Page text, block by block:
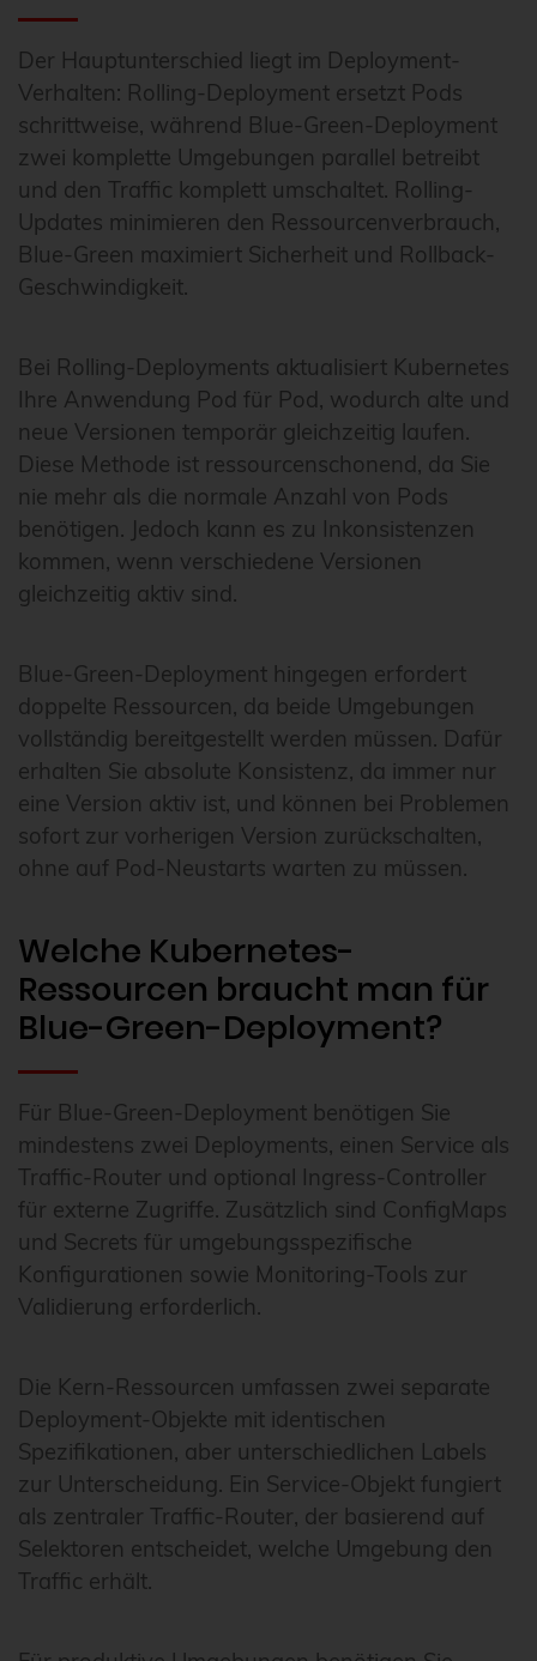
Der Hauptunterschied liegt im Deployment-
Verhalten: Rolling-Deployment ersetzt Pods
schrittweise, während Blue-Green-Deployment
zwei komplette Umgebungen parallel betreibt
und den Traffic komplett umschaltet. Rolling-
Updates minimieren den Ressourcenverbrauch,
Blue-Green maximiert Sicherheit und Rollback-
Geschwindigkeit.
Bei Rolling-Deployments aktualisiert Kubernetes
Ihre Anwendung Pod für Pod, wodurch alte und
neue Versionen temporär gleichzeitig laufen.
Diese Methode ist ressourcenschonend, da Sie
nie mehr als die normale Anzahl von Pods
benötigen. Jedoch kann es zu Inkonsistenzen
kommen, wenn verschiedene Versionen
gleichzeitig aktiv sind.
Blue-Green-Deployment hingegen erfordert
doppelte Ressourcen, da beide Umgebungen
vollständig bereitgestellt werden müssen. Dafür
erhalten Sie absolute Konsistenz, da immer nur
eine Version aktiv ist, und können bei Problemen
sofort zur vorherigen Version zurückschalten,
ohne auf Pod-Neustarts warten zu müssen.
Welche Kubernetes-
Ressourcen braucht man für
Blue-Green-Deployment?
Für Blue-Green-Deployment benötigen Sie
mindestens zwei Deployments, einen Service als
Traffic-Router und optional Ingress-Controller
für externe Zugriffe. Zusätzlich sind ConfigMaps
und Secrets für umgebungsspezifische
Konfigurationen sowie Monitoring-Tools zur
Validierung erforderlich.
Die Kern-Ressourcen umfassen zwei separate
Deployment-Objekte mit identischen
Spezifikationen, aber unterschiedlichen Labels
zur Unterscheidung. Ein Service-Objekt fungiert
als zentraler Traffic-Router, der basierend auf
Selektoren entscheidet, welche Umgebung den
Traffic erhält.